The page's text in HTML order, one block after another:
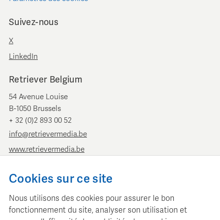
Suivez-nous
X
LinkedIn
Retriever Belgium
54 Avenue Louise
B-1050 Brussels
+ 32 (0)2 893 00 52
info@retrievermedia.be
www.retrievermedia.be
Retriever Pays-Bas
1054 GT Amsterdam
+ 31 (0)20 379 11 01
Cookies sur ce site
Nous utilisons des cookies pour assurer le bon
fonctionnement du site, analyser son utilisation et